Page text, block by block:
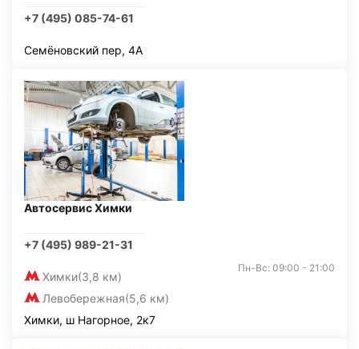
+7 (495) 085-74-61
Семёновский пер, 4А
Автосервис Химки
+7 (495) 989-21-31
Химки(3,8 км)
Левобережная(5,6 км)
Пн-Вс: 09:00 - 21:00
Химки, ш Нагорное, 2к7